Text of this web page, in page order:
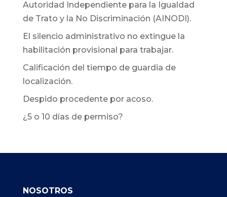
Autoridad Independiente para la Igualdad
de Trato y la No Discriminación (AINODI).
El silencio administrativo no extingue la
habilitación provisional para trabajar.
Calificación del tiempo de guardia de
localización.
Despido procedente por acoso.
¿5 o 10 días de permiso?
NOSOTROS